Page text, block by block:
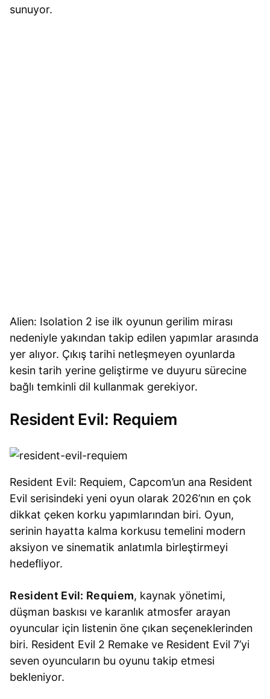
sunuyor.
Alien: Isolation 2 ise ilk oyunun gerilim mirası
nedeniyle yakından takip edilen yapımlar arasında
yer alıyor. Çıkış tarihi netleşmeyen oyunlarda
kesin tarih yerine geliştirme ve duyuru sürecine
bağlı temkinli dil kullanmak gerekiyor.
Resident Evil: Requiem
Resident Evil: Requiem, Capcom’un ana Resident
Evil serisindeki yeni oyun olarak 2026’nın en çok
dikkat çeken korku yapımlarından biri. Oyun,
serinin hayatta kalma korkusu temelini modern
aksiyon ve sinematik anlatımla birleştirmeyi
hedefliyor.
Resident Evil: Requiem, kaynak yönetimi,
düşman baskısı ve karanlık atmosfer arayan
oyuncular için listenin öne çıkan seçeneklerinden
biri. Resident Evil 2 Remake ve Resident Evil 7’yi
seven oyuncuların bu oyunu takip etmesi
bekleniyor.